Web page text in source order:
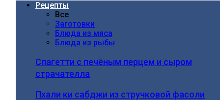
Рецепты
Все
Заготовки
Блюда из мяса
Блюда из рыбы
Спагетти с печёным перцем и сыром
страчателла
Пхали ки сабджи из стручковой фасоли